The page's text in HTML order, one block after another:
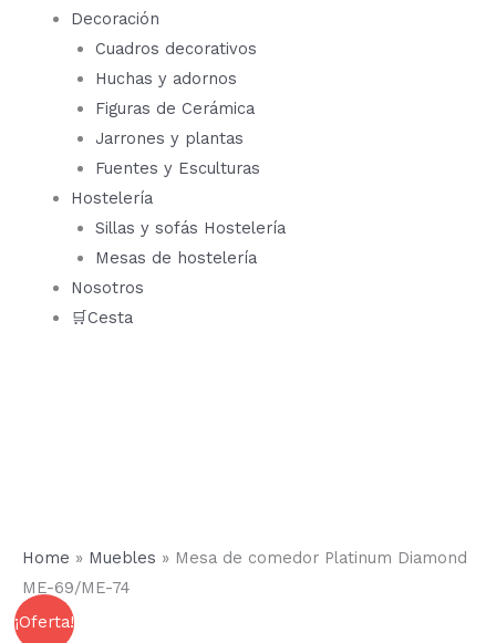
Decoración
Cuadros decorativos
Huchas y adornos
Figuras de Cerámica
Jarrones y plantas
Fuentes y Esculturas
Hostelería
Sillas y sofás Hostelería
Mesas de hostelería
Nosotros
🛒Cesta
Home » Muebles » Mesa de comedor Platinum Diamond
ME-69/ME-74
¡Oferta!
Mesa